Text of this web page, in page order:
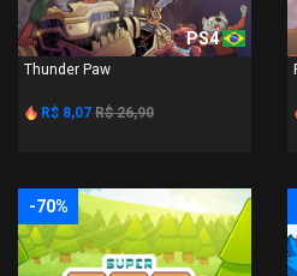
PS4
Thunder Paw
R$ 8,07 R$ 26,90
-70%